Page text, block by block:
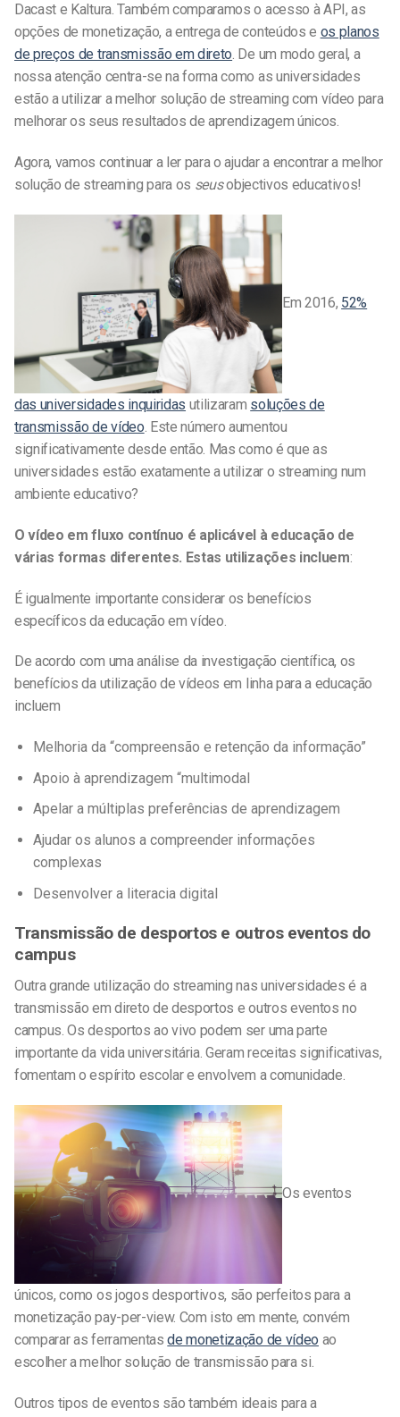
Dacast e Kaltura. Também comparamos o acesso à API, as
opções de monetização, a entrega de conteúdos e os planos
de preços de transmissão em direto. De um modo geral, a
nossa atenção centra-se na forma como as universidades
estão a utilizar a melhor solução de streaming com vídeo para
melhorar os seus resultados de aprendizagem únicos.
Agora, vamos continuar a ler para o ajudar a encontrar a melhor
solução de streaming para os seusobjectivos educativos!
Em 2016, 52%
das universidades inquiridas utilizaram soluções de
transmissão de vídeo. Este número aumentou
significativamente desde então. Mas como é que as
universidades estão exatamente a utilizar o streaming num
ambiente educativo?
O vídeo em fluxo contínuo é aplicável à educação de
várias formas diferentes. Estas utilizações incluem:
É igualmente importante considerar os benefícios
específicos da educação em vídeo.
De acordo com uma análise da investigação científica, os
benefícios da utilização de vídeos em linha para a educação
incluem
Melhoria da “compreensão e retenção da informação”
Apoio à aprendizagem “multimodal
Apelar a múltiplas preferências de aprendizagem
Ajudar os alunos a compreender informações
complexas
Desenvolver a literacia digital
Transmissão de desportos e outros eventos do
campus
Outra grande utilização do streaming nas universidades é a
transmissão em direto de desportos e outros eventos no
campus. Os desportos ao vivo podem ser uma parte
importante da vida universitária. Geram receitas significativas,
fomentam o espírito escolar e envolvem a comunidade.
Os eventos
únicos, como os jogos desportivos, são perfeitos para a
monetização pay-per-view. Com isto em mente, convém
comparar as ferramentasde monetização de vídeo ao
escolher a melhor solução de transmissão para si.
Outros tipos de eventos são também ideais para a